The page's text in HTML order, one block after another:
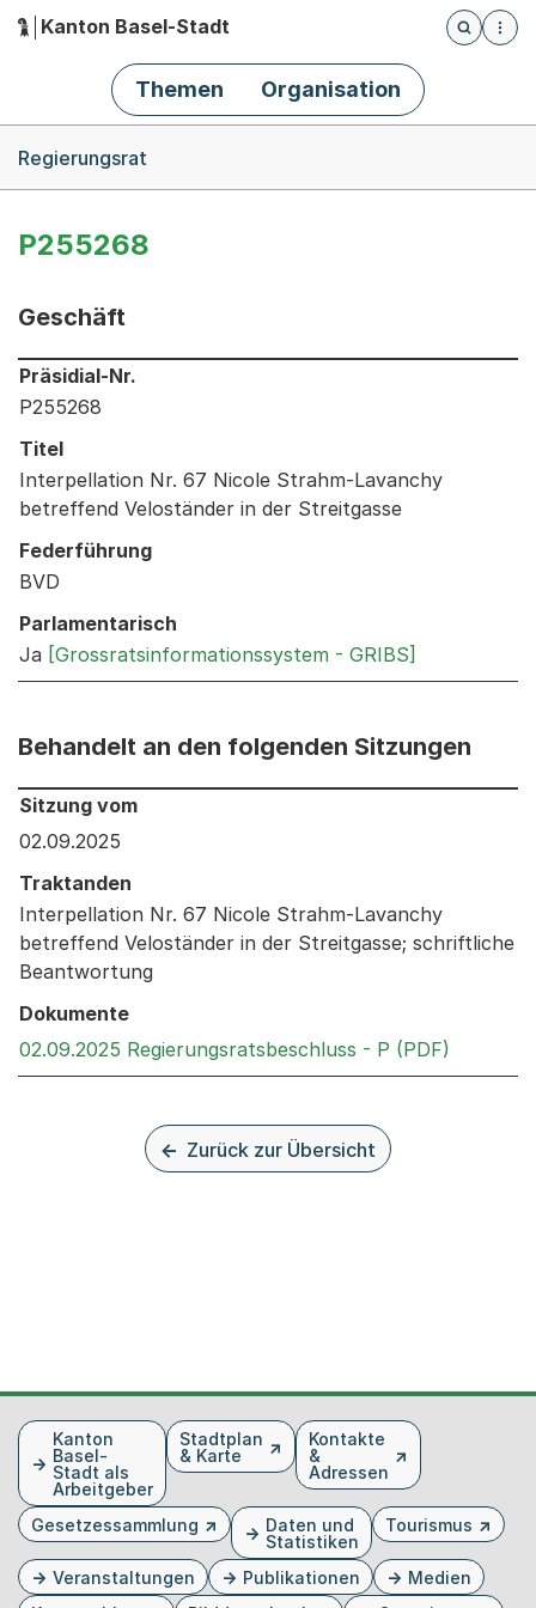
Hauptnavigation
Kanton Basel-Stadt
Öffnet
Themen Organisation
Regierungsrat
P255268
Geschäft
Informationen zum Ausgewählten Geschäft
Präsidial-Nr.
P255268
Titel
Interpellation Nr. 67 Nicole Strahm-Lavanchy
betreffend Veloständer in der Streitgasse
Federführung
BVD
Parlamentarisch
Ja [Grossratsinformationssystem - GRIBS]
Behandelt an den folgenden Sitzungen
Behandelt an den folgenden Sitzungen: Informationen
Sitzung vom
02.09.2025
Traktanden
Interpellation Nr. 67 Nicole Strahm-Lavanchy
betreffend Veloständer in der Streitgasse; schriftliche
Beantwortung
Dokumente
02.09.2025 Regierungsratsbeschluss - P (PDF)
Zurück zur Übersicht
FusszeileKanton
Basel-
Stadt als
Arbeitgeber
Stadtplan
& Karte
Kontakte
&
Adressen
Gesetzessammlung
Daten und
Statistiken
Tourismus
Veranstaltungen Publikationen
Medien